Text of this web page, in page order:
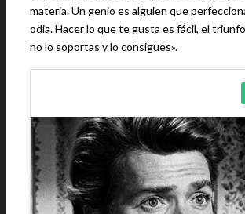
materia. Un genio es alguien que
odia. Hacer lo que te gusta es fácil, el
no lo soportas y lo consigues».